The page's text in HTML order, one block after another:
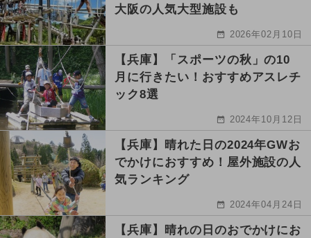
大阪の人気大型施設も
2026年02月10日
【兵庫】「スポーツの秋」の10
月に行きたい！おすすめアスレチ
ック8選
2024年10月12日
【兵庫】晴れた日の2024年GWお
でかけにおすすめ！屋外施設の人
気ランキング
2024年04月24日
【兵庫】晴れの日のおでかけにお